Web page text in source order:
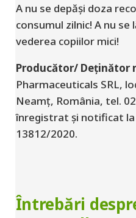
A nu se depăși doza
consumul zilnic! A nu se
vederea copiilor mici!
Producător/ Deținător
Pharmaceuticals SRL,
Neamț, România, tel.
înregistrat și notificat la
13812/2020.
Întrebări